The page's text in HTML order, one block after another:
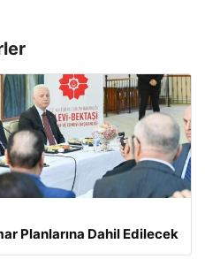
Planlarına Dahil Edilecek